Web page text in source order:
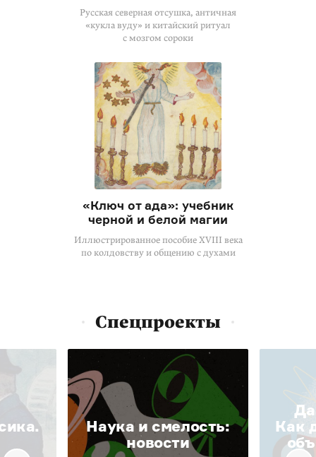
Русская северная отсушка, античная
«кукла вуду» и китайский ритуал
с мозгом сороки
«Ключ от ада»: учебник
черной и белой магии
Иллюстрированное пособие XVIII века
по колдовству и общению с духами
Спецпроекты
Наука и смелость:
новости
Да
Как